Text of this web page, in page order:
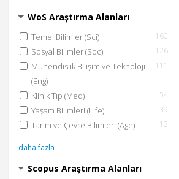
WoS Araştırma Alanları
Temel Bilimler (Sci) 160
Sosyal Bilimler (Soc) 126
Mühendislik Bilişim ve Teknoloji
(Eng)
111
Klinik Tıp (Med) 54
Yaşam Bilimleri (Life) 39
Tarım ve Çevre Bilimleri (Age) 13
daha fazla
Scopus Araştırma Alanları